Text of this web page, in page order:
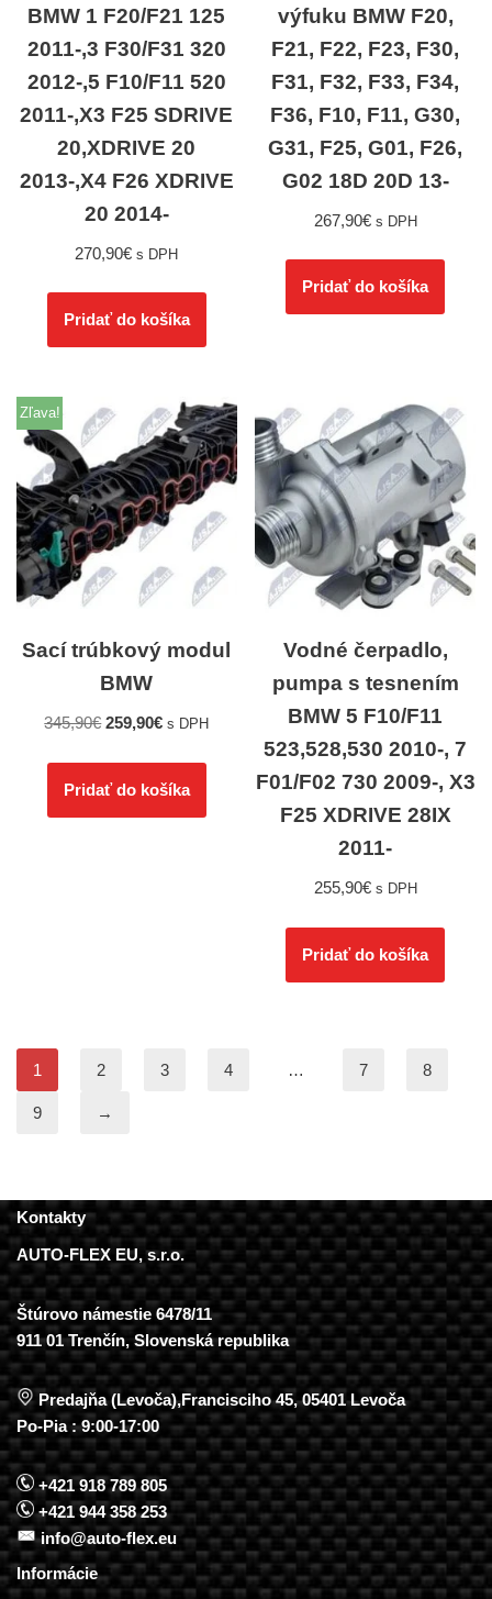
BMW 1 F20/F21 125
2011-,3 F30/F31 320
2012-,5 F10/F11 520
2011-,X3 F25 SDRIVE
20,XDRIVE 20
2013-,X4 F26 XDRIVE
20 2014-
270,90€ s DPH
Pridať do košíka
výfuku BMW F20,
F21, F22, F23, F30,
F31, F32, F33, F34,
F36, F10, F11, G30,
G31, F25, G01, F26,
G02 18D 20D 13-
267,90€ s DPH
Pridať do košíka
Zľava!
Sací trúbkový modul
BMW
345,90€ 259,90€ s DPH
Pridať do košíka
Vodné čerpadlo,
pumpa s tesnením
BMW 5 F10/F11
523,528,530 2010-, 7
F01/F02 730 2009-, X3
F25 XDRIVE 28IX
2011-
255,90€ s DPH
Pridať do košíka
1 2 3 4 … 7 8
9 →
Kontakty
AUTO-FLEX EU, s.r.o.
Štúrovo námestie 6478/11
911 01 Trenčín, Slovenská republika
Predajňa (Levoča),Francisciho 45, 05401 Levoča
Po-Pia : 9:00-17:00
+421 918 789 805
+421 944 358 253
info@auto-flex.eu
Informácie